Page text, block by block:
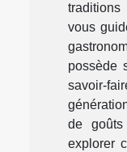
vous
possède
savoir-
de goûts
explorer